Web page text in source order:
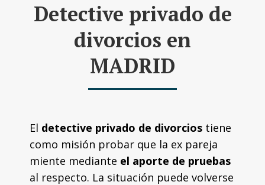
Detective privado de
divorcios en
MADRID
El detective privado de divorcios tiene
como misión probar que la ex pareja
miente mediante el aporte de pruebas
al respecto. La situación puede volverse